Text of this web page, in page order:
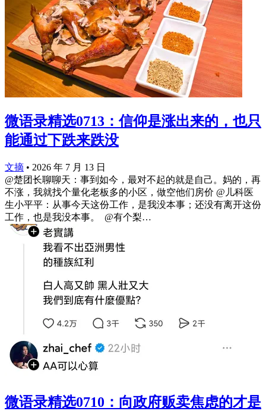
微语录精选0713：信仰是涨出来的，也只
能通过下跌来跌没
文摘 • 2026 年 7 月 13 日
@楚团长聊聊天：事到如今，最对不起的就是自己。妈的，再
不涨，我就找个量化老板多的小区，做空他们房价 @儿科医
生小平平：从事今天这份工作，是我没本事；还没有离开这份
工作，也是我没本事。 ​​​ @有个梨…
微语录精选0710：向政府贩卖焦虑的才是